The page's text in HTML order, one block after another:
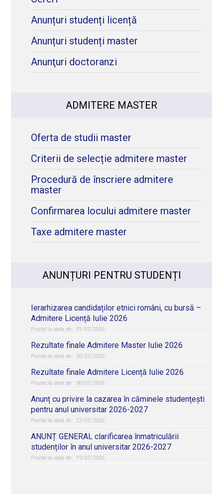
Anunțuri studenți licență
Anunțuri studenți master
Anunţuri doctoranzi
ADMITERE MASTER
Oferta de studii master
Criterii de selecție admitere master
Procedură de înscriere admitere
master
Confirmarea locului admitere master
Taxe admitere master
ANUNȚURI PENTRU STUDENȚI
Ierarhizarea candidaților etnici români, cu bursă –
Admitere Licență Iulie 2026
31/07/2026
Rezultate finale Admitere Master Iulie 2026
30/07/2026
Rezultate finale Admitere Licență Iulie 2026
30/07/2026
Anunț cu privire la cazarea în căminele studențești
pentru anul universitar 2026-2027
27/07/2026
ANUNȚ GENERAL clarificarea înmatriculării
studenților în anul universitar 2026-2027
19/07/2026